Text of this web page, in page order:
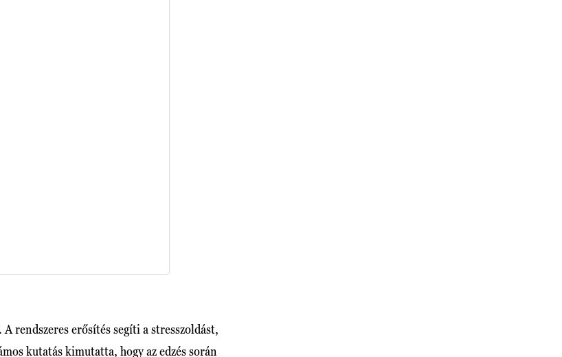
rendszeres erősítés segíti a stresszoldást,
kutatás kimutatta, hogy az edzés során